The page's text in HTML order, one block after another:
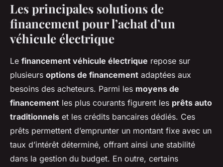
Les principales solutions de
financement pour l’achat d’un
véhicule électrique
Le financement véhicule électrique repose sur
plusieurs options de financement adaptées aux
besoins des acheteurs. Parmi les moyens de
financement les plus courants figurent les prêts auto
traditionnels et les crédits bancaires dédiés. Ces
prêts permettent d’emprunter un montant fixe avec un
taux d’intérêt déterminé, offrant ainsi une stabilité
dans la gestion du budget. En outre, certains